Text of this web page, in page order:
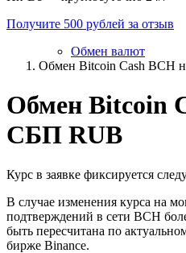
Получите 500 рублей за отзыв
Обмен валют
Обмен Bitcoin Cash BCH
Обмен Bitcoin
СБП RUB
Курс в заявке фиксируется
В случае изменения курса на
подтверждений в сети BCH
быть пересчитана по
бирже Binance.